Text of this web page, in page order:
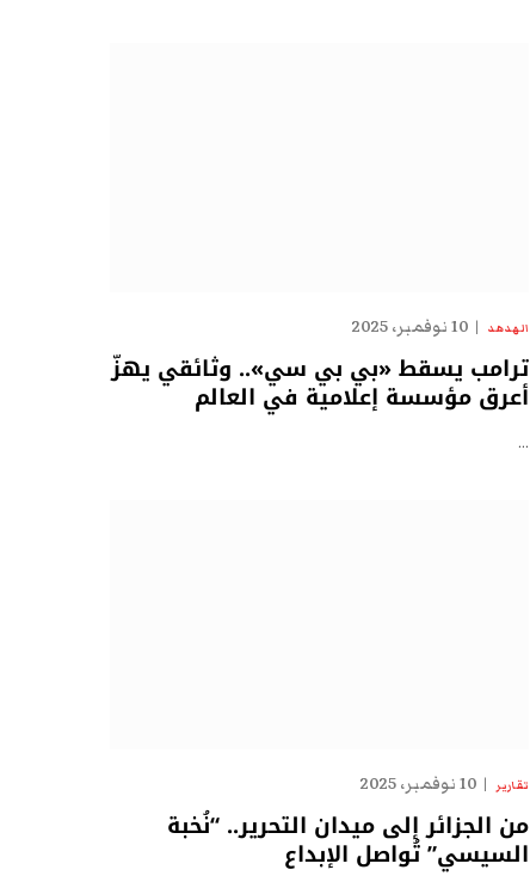
الهدهد 10 نوفمبر، 2025
ترامب يسقط «بي بي سي».. وثائقي يهزّ
أعرق مؤسسة إعلامية في العالم
…
تقارير 10 نوفمبر، 2025
من الجزائر إلى ميدان التحرير.. “نُخبة
السيسي” تُواصل الإبداع